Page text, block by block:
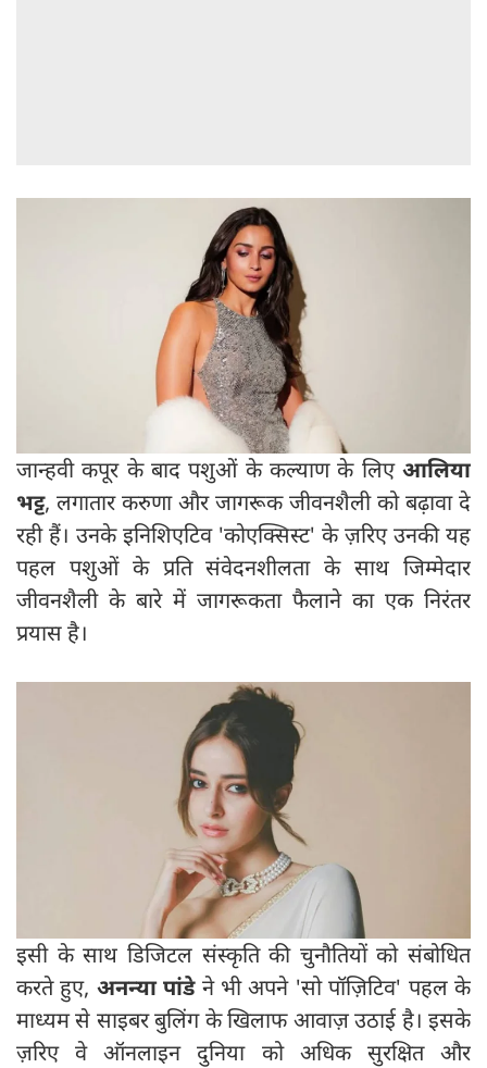
जान्हवी कपूर के बाद पशुओं के कल्याण के लिए आलिया
भट्ट, लगातार करुणा और जागरूक जीवनशैली को बढ़ावा दे
रही हैं। उनके इनिशिएटिव 'कोएक्सिस्ट' के ज़रिए उनकी यह
पहल पशुओं के प्रति संवेदनशीलता के साथ जिम्मेदार
जीवनशैली के बारे में जागरूकता फैलाने का एक निरंतर
प्रयास है।
इसी के साथ डिजिटल संस्कृति की चुनौतियों को संबोधित
करते हुए, अनन्या पांडे ने भी अपने 'सो पॉज़िटिव' पहल के
माध्यम से साइबर बुलिंग के खिलाफ आवाज़ उठाई है। इसके
ज़रिए वे ऑनलाइन दुनिया को अधिक सुरक्षित और